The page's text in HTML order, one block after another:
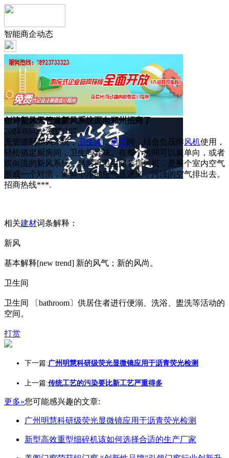
智能商企动态
创诗新风无管道新风系统面向郑州招商了
2024-03-08 浏览:107
无管道到新风系统， 卫生间，厨房间，结合负压排风机使用，
轻松搞定厨房间，卫生间异味。在每个房间可以装单向，或者
双向流的新风系统，然后再卫生间装排风机，是整个室内空气
形成一个对流，新鲜干净的空气送进来，污浊的空气排出去。
招商热线***.
相关建材词条解释：
新风
基本解释[new trend] 新的风气；新的风尚。
卫生间
卫生间 〔bathroom〕供居住者进行便溺、洗浴、盥洗等活动的
空间。
打赏
下一篇:广州明慧科研级荧光显微镜应用于沥青荧光检测
上一篇:传统工艺的污染要比新工艺严重得多
更多»您可能感兴趣的文章:
广州明慧科研级荧光显微镜应用于沥青荧光检测
新型高效重型细碎机该如何选择合适的生产厂家